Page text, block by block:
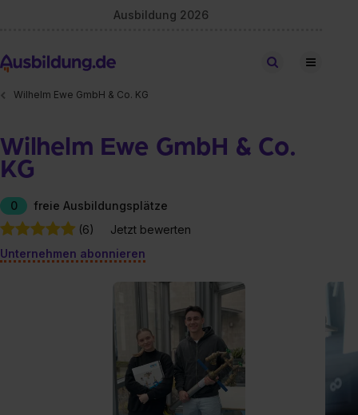
Ausbildung 2026
Stellen finden
Wilhelm Ewe GmbH & Co. KG
Wilhelm Ewe GmbH & Co.
KG
0
freie Ausbildungsplätze
(6)
Jetzt bewerten
Unternehmen abonnieren